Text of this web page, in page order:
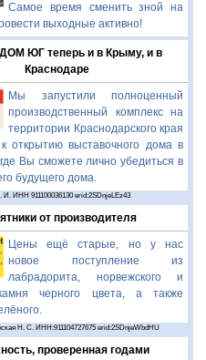
Самое время сменить зной на
выходные активно!
ЮГ теперь и в Крыму, и в
Краснодаре
Мы запустили полноценный
производственный комплекс на
территории Краснодарского края
открытию выставочного дома в
Вы сможете лично убедиться в
будущего дома.
ИНН 911100036130 erid:2SDnjeLEz43
от производителя
Цены ещё старые, но у нас
новое поступление из
лабрадорита, норвежского и
камня черного цвета, а также
Н. С. ИНН:911104727675 erid:2SDnjeWbdHU
проверенная годами